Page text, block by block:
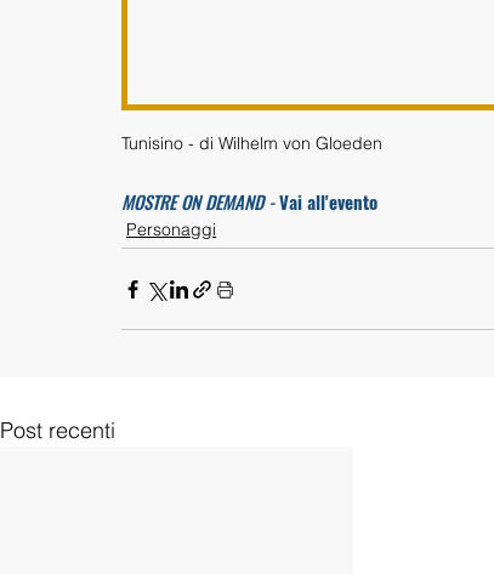
Tunisino - di Wilhelm von Gloeden
MOSTRE ON DEMAND - Vai all'evento
Personaggi
Post recenti